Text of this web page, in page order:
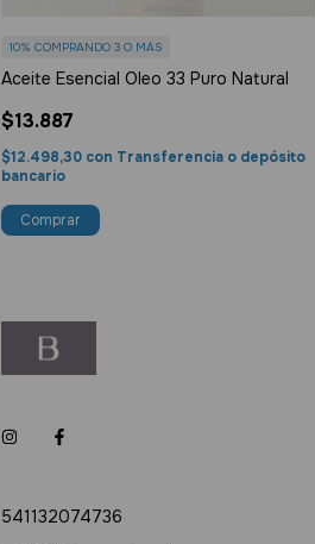
Aceite Esencial Oleo 33 Puro Natural
$13.887
10% COMPRANDO 3 O MÁS
$12.498,30 con Transferencia o depósito
bancario
541132074736